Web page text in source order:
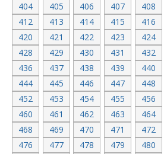
404
405 406 407 408
412
413 414 415 416
420
421 422 423 424
428
429 430 431 432
436
437 438 439 440
444
445 446 447 448
452
453 454 455 456
460
461 462 463 464
468
469 470 471 472
476
477 478 479 480